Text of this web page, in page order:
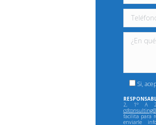
Si,
2, 1º A
facilita para
enviarle